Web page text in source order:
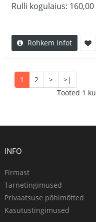
Rulli kogulaius:
Rohkem Infot
1 2 >
>|
Tooted 1
INFO
Firmast
Tarnetingimused
Privaatsuse põhimõtted
Kasutustingimused